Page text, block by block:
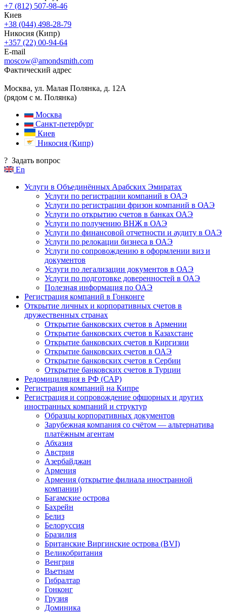
+7 (812) 507-98-46
Киев
+38 (044) 498-28-79
Никосия (Кипр)
+357 (22) 00-94-64
E-mail
moscow@amondsmith.com
Фактический адрес
Москва, ул. Малая Полянка, д. 12А
(рядом с м. Полянка)
Москва
Санкт-петербург
Киев
Никосия (Кипр)
? Задать вопрос
En
Услуги в Объединённых Арабских Эмиратах
Услуги по регистрации компаний в ОАЭ
Услуги по регистрации фризон компаний в ОАЭ
Услуги по открытию счетов в банках ОАЭ
Услуги по получению ВНЖ в ОАЭ
Услуги по финансовой отчетности и аудиту в ОАЭ
Услуги по релокации бизнеса в ОАЭ
Услуги по сопровождению в оформлении виз и
документов
Услуги по легализации документов в ОАЭ
Услуги по подготовке доверенностей в ОАЭ
Полезная информация по ОАЭ
Регистрация компаний в Гонконге
Открытие личных и корпоративных счетов в
дружественных странах
Открытие банковских счетов в Армении
Открытие банковских счетов в Казахстане
Открытие банковских счетов в Киргизии
Открытие банковских счетов в ОАЭ
Открытие банковских счетов в Сербии
Открытие банковских счетов в Турции
Редомициляция в РФ (САР)
Регистрация компаний на Кипре
Регистрация и сопровождение офшорных и других
иностранных компаний и структур
Образцы корпоративных документов
Зарубежная компания со счётом — альтернатива
платёжным агентам
Абхазия
Австрия
Азербайджан
Армения
Армения (открытие филиала иностранной
компании)
Багамские острова
Бахрейн
Белиз
Белоруссия
Бразилия
Британские Виргинские острова (BVI)
Великобритания
Венгрия
Вьетнам
Гибралтар
Гонконг
Грузия
Доминика